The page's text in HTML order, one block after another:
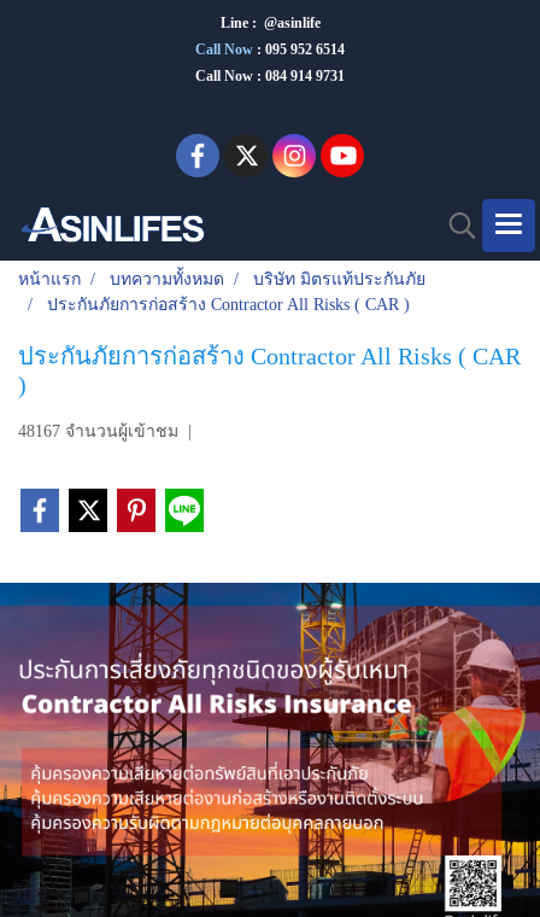
Line : @asinlife
Call Now : 095 952 6514
Call Now : 084 914 9731
หน้าแรก บทความทั้งหมด
บริษัท มิตรแท้ประกันภัย
ประกันภัยการก่อสร้าง Contractor All Risks ( CAR )
ประกันภัยการก่อสร้าง Contractor All Risks ( CAR
)
48167 จำนวนผู้เข้าชม